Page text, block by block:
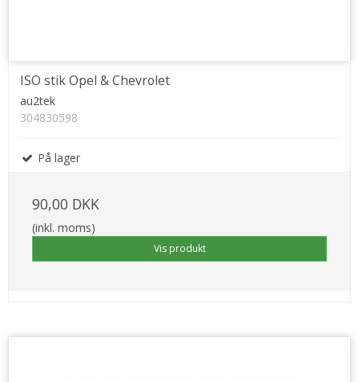
ISO stik Opel & Chevrolet
au2tek
304830598
På lager
90,00 DKK
(inkl. moms)
Vis produkt